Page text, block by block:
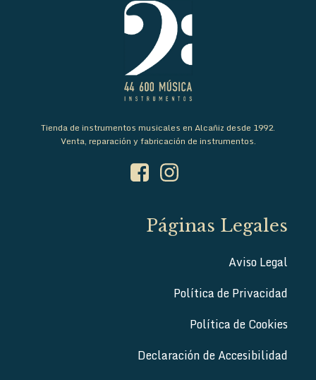
Tienda de instrumentos musicales en Alcañiz desde 1992.
Venta, reparación y fabricación de instrumentos.
Páginas Legales
Aviso Legal
Política de Privacidad
Política de Cookies
Declaración de Accesibilidad